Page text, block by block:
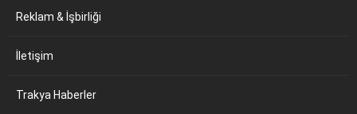
Reklam & İşbirliği
İletişim
Trakya Haberler